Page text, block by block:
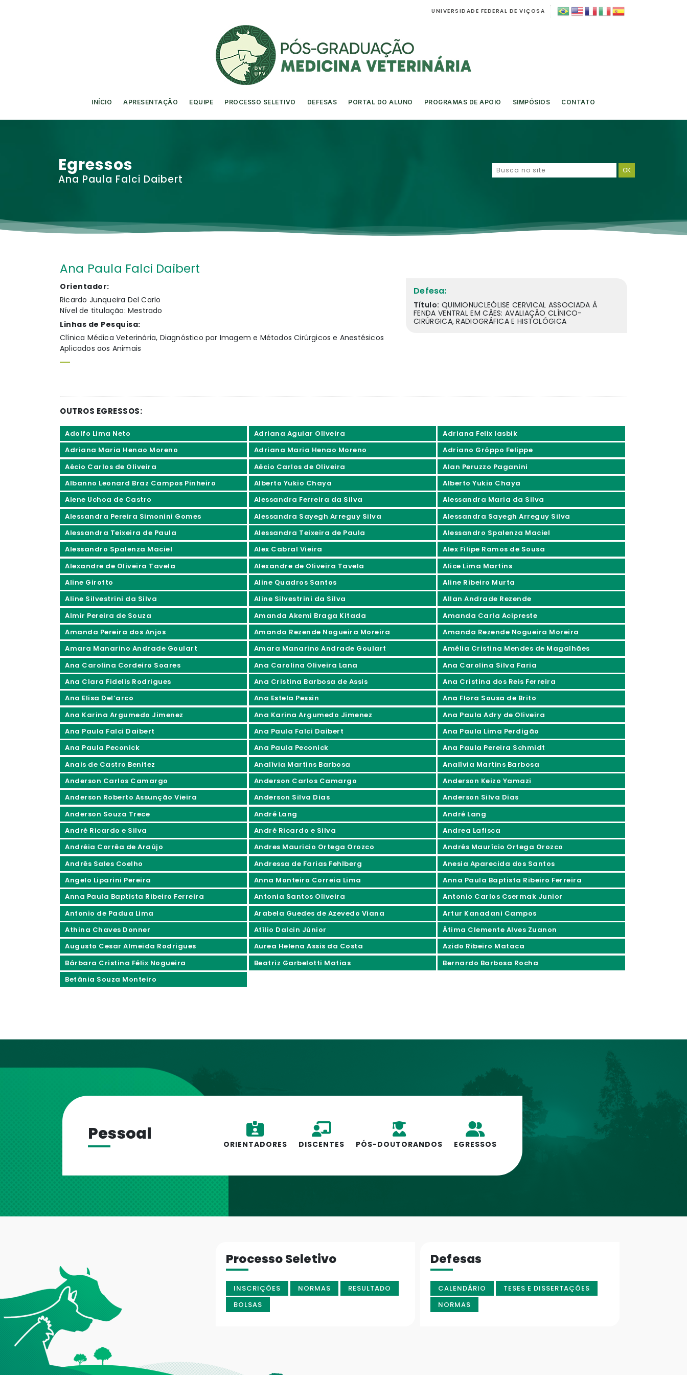
UNIVERSIDADE FEDERAL DE VIÇOSA
INÍCIO APRESENTAÇÃO EQUIPE PROCESSO SELETIVO DEFESAS PORTAL DO ALUNO PROGRAMAS DE APOIO SIMPÓSIOS CONTATO
Egressos
Ana Paula Falci Daibert
Ana Paula Falci Daibert
Orientador:
Ricardo Junqueira Del Carlo
Nível de titulação: Mestrado
Linhas de Pesquisa:
Clínica Médica Veterinária, Diagnóstico por Imagem e Métodos Cirúrgicos e Anestésicos
Aplicados aos Animais
Defesa:
Título: QUIMIONUCLEÓLISE CERVICAL ASSOCIADA À
FENDA VENTRAL EM CÃES: AVALIAÇÃO CLÍNICO-
CIRÚRGICA, RADIOGRÁFICA E HISTOLÓGICA
OUTROS EGRESSOS:
Adolfo Lima Neto Adriana Aguiar Oliveira
Adriana Felix Iasbik
Adriana Maria Henao Moreno
Adriana Maria Henao Moreno
Adriano Grôppo Felippe
Aécio Carlos de Oliveira
Aécio Carlos de Oliveira
Alan Peruzzo Paganini
Albanno Leonard Braz Campos Pinheiro
Alberto Yukio Chaya
Alberto Yukio Chaya
Alene Uchoa de Castro
Alessandra Ferreira da Silva
Alessandra Maria da Silva
Alessandra Pereira Simonini Gomes
Alessandra Sayegh Arreguy Silva
Alessandra Sayegh Arreguy Silva
Alessandra Teixeira de Paula
Alessandra Teixeira de Paula
Alessandro Spalenza Maciel
Alessandro Spalenza Maciel
Alex Cabral Vieira
Alex Filipe Ramos de Sousa
Alexandre de Oliveira Tavela
Alexandre de Oliveira Tavela
Alice Lima Martins
Aline Girotto
Aline Quadros Santos
Aline Ribeiro Murta
Aline Silvestrini da Silva
Aline Silvestrini da Silva
Allan Andrade Rezende
Almir Pereira de Souza
Amanda Akemi Braga Kitada
Amanda Carla Acipreste
Amanda Pereira dos Anjos
Amanda Rezende Nogueira Moreira
Amanda Rezende Nogueira Moreira
Amara Manarino Andrade Goulart
Amara Manarino Andrade Goulart
Amélia Cristina Mendes de Magalhães
Ana Carolina Cordeiro Soares
Ana Carolina Oliveira Lana
Ana Carolina Silva Faria
Ana Clara Fidelis Rodrigues
Ana Cristina Barbosa de Assis
Ana Cristina dos Reis Ferreira
Ana Elisa Del’arco
Ana Estela Pessin
Ana Flora Sousa de Brito
Ana Karina Argumedo Jimenez
Ana Karina Argumedo Jimenez
Ana Paula Adry de Oliveira
Ana Paula Falci Daibert
Ana Paula Falci Daibert
Ana Paula Lima Perdigão
Ana Paula Peconick
Ana Paula Peconick
Ana Paula Pereira Schmidt
Anais de Castro Benitez
Analívia Martins Barbosa
Analívia Martins Barbosa
Anderson Carlos Camargo
Anderson Carlos Camargo
Anderson Keizo Yamazi
Anderson Roberto Assunção Vieira
Anderson Silva Dias
Anderson Silva Dias
Anderson Souza Trece
André Lang
André Lang
André Ricardo e Silva
André Ricardo e Silva
Andrea Lafisca
Andréia Corrêa de Araújo
Andres Mauricio Ortega Orozco
Andrés Maurício Ortega Orozco
Andrês Sales Coelho
Andressa de Farias Fehlberg
Anesia Aparecida dos Santos
Angelo Liparini Pereira
Anna Monteiro Correia Lima
Anna Paula Baptista Ribeiro Ferreira
Anna Paula Baptista Ribeiro Ferreira
Antonia Santos Oliveira
Antonio Carlos Csermak Junior
Antonio de Padua Lima
Arabela Guedes de Azevedo Viana
Artur Kanadani Campos
Athina Chaves Donner
Atílio Dalcin Júnior
Átima Clemente Alves Zuanon
Augusto Cesar Almeida Rodrigues
Aurea Helena Assis da Costa
Azido Ribeiro Mataca
Bárbara Cristina Félix Nogueira
Beatriz Garbelotti Matias
Bernardo Barbosa Rocha
Betânia Souza Monteiro
Pessoal
ORIENTADORES DISCENTES PÓS-DOUTORANDOS EGRESSOS
Processo Seletivo
INSCRIÇÕES NORMAS
RESULTADO
BOLSAS
Defesas
CALENDÁRIO
TESES E DISSERTAÇÕES
NORMAS